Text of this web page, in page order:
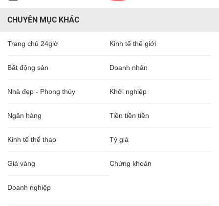
CHUYÊN MỤC KHÁC
Trang chủ 24giờ Kinh tế thế giới
Bất động sản Doanh nhân
Nhà đẹp - Phong thủy Khởi nghiệp
Ngân hàng Tiền tiền tiền
Kinh tế thể thao Tỷ giá
Giá vàng Chứng khoán
Doanh nghiệp